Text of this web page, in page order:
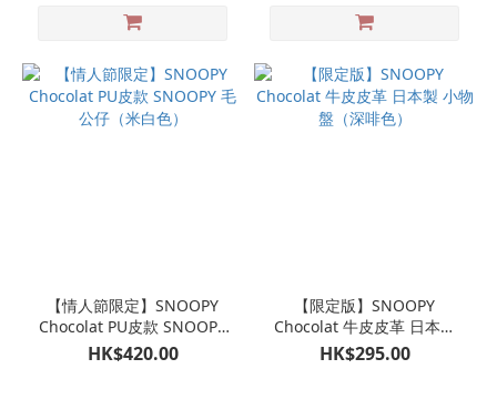
【情人節限定】SNOOPY
Chocolat PU皮款 SNOOPY
毛公仔（米白色）
HK$420.00
【限定版】SNOOPY
Chocolat 牛皮皮革 日本製
小物盤（深啡色）
HK$295.00